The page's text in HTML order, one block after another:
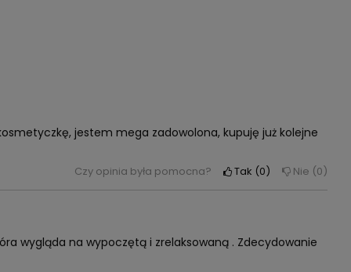
jestem mega zadowolona, kupuję już kolejne
Czy opinia była pomocna? Tak 0 Nie 0
wygląda na wypoczętą i zrelaksowaną . Zdecydowanie